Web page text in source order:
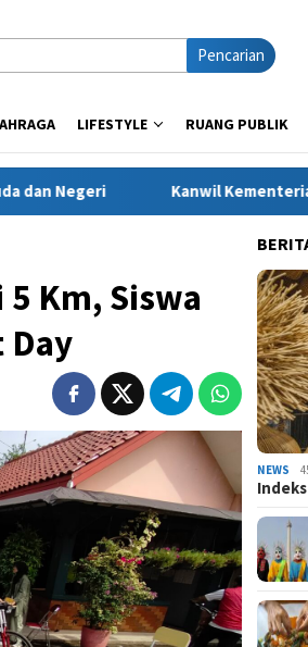
Pencarian
LIFESTYLE RUANG PUBLIK
Kanwil Kementerian HAM Jabar
Km, Siswa
Day
NEWS